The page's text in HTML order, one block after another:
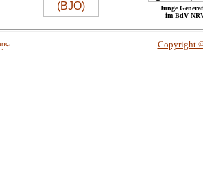
Junge
im BdV
Copyright